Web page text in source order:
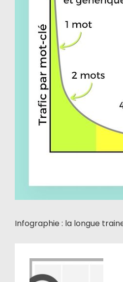
Infographie : la longue